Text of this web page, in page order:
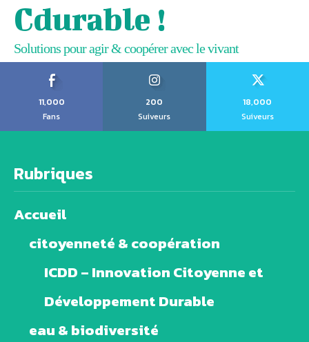
Cdurable !
Solutions pour agir & coopérer avec le vivant
11,000
Fans
200
Suiveurs
18,000
Suiveurs
Rubriques
Accueil
citoyenneté & coopération
ICDD – Innovation Citoyenne et
Développement Durable
eau & biodiversité